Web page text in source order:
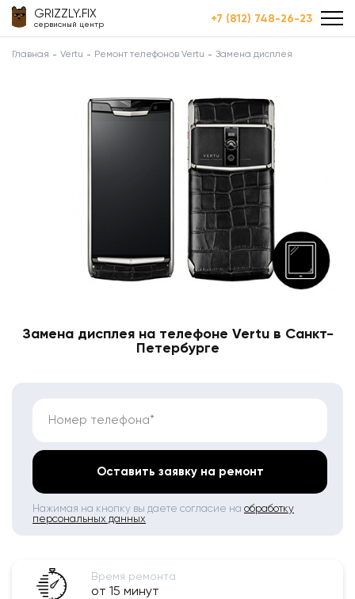
GRIZZLY.FIX
сервисный центр +7 (812) 748-26-23
Главная Vertu Ремонт телефонов Vertu Замена дисплея
Замена дисплея на телефоне Vertu в Санкт-
Петербурге
Номер телефона*
Оставить заявку на ремонт
Нажимая на кнопку вы даете согласие на обработку
персональных данных
Время ремонта
от 15 минут